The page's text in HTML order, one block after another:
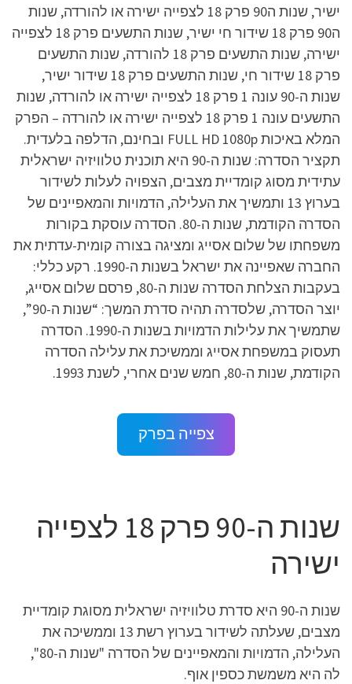
ישיר, שנות ה90 פרק 18 לצפייה ישירה או להורדה, שנות
ה90 פרק 18 שידור חי ישיר, שנות התשעים פרק 18 לצפייה
ישירה, שנות התשעים פרק 18 להורדה, שנות התשעים
פרק 18 שידור חי, שנות התשעים פרק 18 שידור ישיר,
שנות ה-90 עונה 1 פרק 18 לצפייה ישירה או להורדה, שנות
התשעים עונה 1 פרק 18 לצפייה ישירה או להורדה – הפרק
המלא באיכות FULL HD 1080p ובחינם, הדלפה בלעדית.
תקציר הסדרה: שנות ה-90 היא תוכנית טלוויזיה ישראלית
עתידית מסוג קומדיית מצבים, הצפויה לעלות לשידור
בערוץ 13 ותמשיך את העלילה, הדמויות והמאפיינים של
הסדרה הקודמת, שנות ה-80. הסדרה עוסקת בקורות
משפחתו של שלום אסייג ומציגה בצורה קומית-עדתית את
החברה שאפיינה את ישראל בשנות ה-1990. רקע כללי:
בעקבות הצלחת הסדרה שנות ה-80, פרסם שלום אסייג,
יוצר הסדרה, שלסדרה תהיה סדרת המשך: “שנות ה-90”,
שתמשיך את עלילות הדמויות בשנות ה-1990. הסדרה
תעסוק במשפחת אסייג וממשיכת את עלילה הסדרה
הקודמת, שנות ה-80, חמש שנים אחרי, לשנת 1993.
צפייה בפרק
שנות ה-90 פרק 18 לצפייה
ישירה
שנות ה-90 היא סדרת טלוויזיה ישראלית מסוגת קומדיית
מצבים, שעלתה לשידור בערוץ רשת 13 וממשיכה את
העלילה, הדמויות והמאפיינים של הסדרה "שנות ה-80",
לה היא משמשת כספין אוף.